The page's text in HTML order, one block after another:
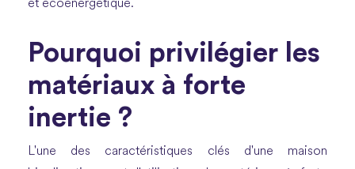
et écoénergétique.
Pourquoi privilégier les
matériaux à forte
inertie ?
L'une des caractéristiques clés d'une maison